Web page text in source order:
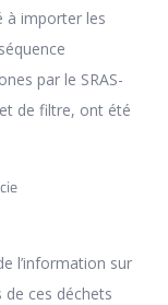
à importer les
par le SRAS-
de filtre, ont été
l’information sur
ces déchets